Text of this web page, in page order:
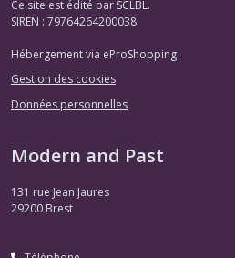
Ce site est édité par SCLBL.
SIREN : 79764264200038
Hébergement via eProShopping
Gestion des cookies
Données personnelles
Modern and Past
131 rue Jean Jaures
29200 Brest